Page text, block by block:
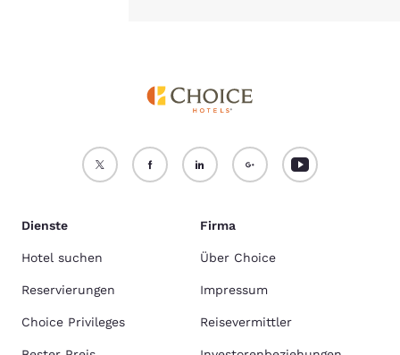
Dienste
Hotel suchen
Reservierungen
Choice Privileges
Firma
Über Choice
Impressum
Reisevermittler